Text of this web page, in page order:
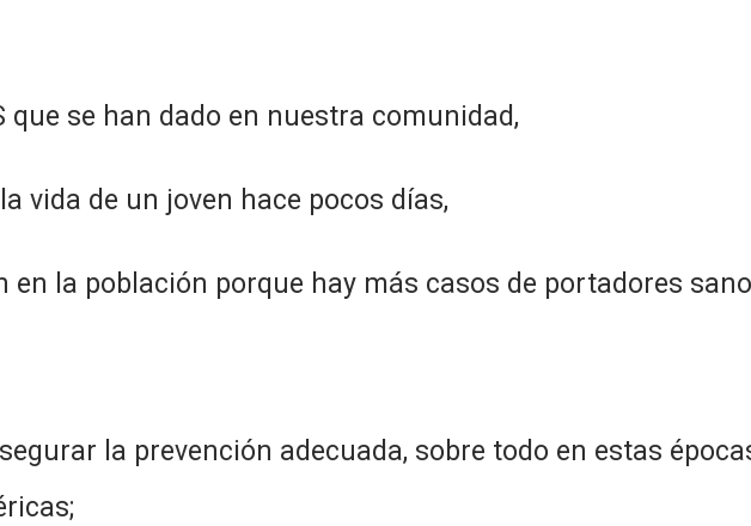
que se han dado en nuestra comunidad,
vida de un joven hace pocos días,
en la población porque hay más casos de portadores
la prevención adecuada, sobre todo en estas